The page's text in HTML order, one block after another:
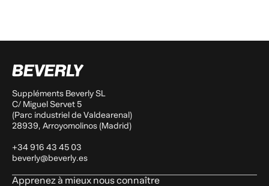
Suppléments Beverly SL
C/ Miguel Servet 5
(Parc industriel de Valdearenal)
28939, Arroyomolinos (Madrid)
+34 916 43 45 03
beverly@beverly.es
Apprenez à mieux nous connaître